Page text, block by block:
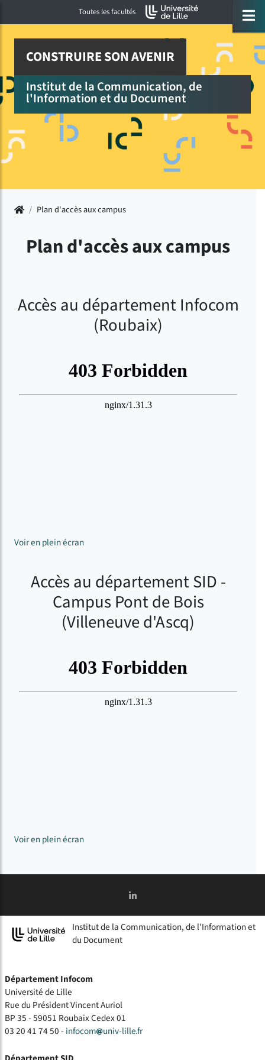
Accéder au menu principal
Accéder à la recherche
Accéder au pied de pageToutes les facultés
CONSTRUIRE SON AVENIR
Institut de la Communication, de
l'Information et du Document
Accueil
/ Plan d'accès aux campus
Plan d'accès aux campus
Accès au département Infocom
(Roubaix)
Voir en plein écran
Accès au département SID -
Campus Pont de Bois
(Villeneuve d'Ascq)
Voir en plein écran
Institut de la Communication, de l'Information et
du Document
Département Infocom
Université de Lille
Rue du Président Vincent Auriol
BP 35 - 59051 Roubaix Cedex 01
03 20 41 74 50 - infocom univ-lillefr